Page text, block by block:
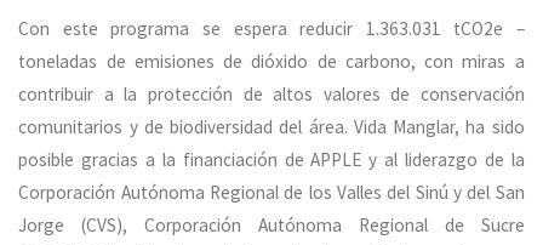
Con este programa se espera reducir 1.363.031 tCO2e –
toneladas de emisiones de dióxido de carbono, con miras a
contribuir a la protección de altos valores de conservación
comunitarios y de biodiversidad del área. Vida Manglar, ha sido
posible gracias a la financiación de APPLE y al liderazgo de la
Corporación Autónoma Regional de los Valles del Sinú y del San
Jorge (CVS), Corporación Autónoma Regional de Sucre